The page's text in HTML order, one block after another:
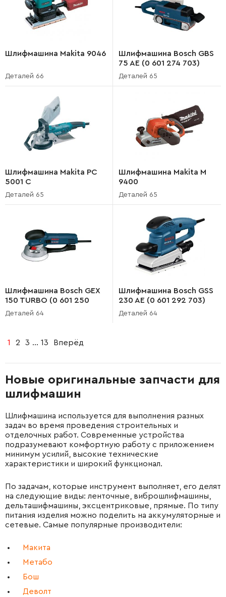
Шлифмашина Makita 9046
Деталей 66
Шлифмашина Bosch GBS
75 AE (0 601 274 703)
Деталей 65
Шлифмашина Makita PC
5001 C
Деталей 65
Шлифмашина Makita M
9400
Деталей 65
Шлифмашина Bosch GEX
150 TURBO (0 601 250
703)
Деталей 64
Шлифмашина Bosch GSS
230 AE (0 601 292 703)
Деталей 64
1 2 3 ... 13 Вперёд
Новые оригинальные запчасти для
шлифмашин
Шлифмашина используется для выполнения разных
задач во время проведения строительных и
отделочных работ. Современные устройства
подразумевают комфортную работу с приложением
минимум усилий, высокие технические
характеристики и широкий функционал.
По задачам, которые инструмент выполняет, его делят
на следующие виды: ленточные, виброшлифмашины,
дельташифмашины, эксцентриковые, прямые. По типу
питания изделия можно поделить на аккумуляторные и
сетевые. Самые популярные производители:
Макита
Метабо
Бош
Деволт